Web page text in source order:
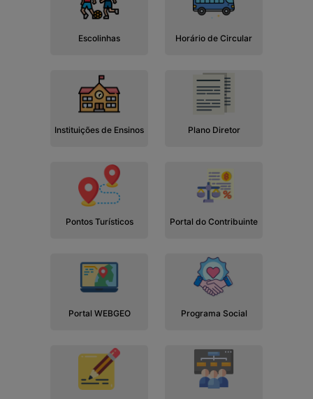
Escolinhas Horário de Circular
Instituições de Ensinos Plano Diretor
Pontos Turísticos Portal do Contribuinte
Portal WEBGEO Programa Social